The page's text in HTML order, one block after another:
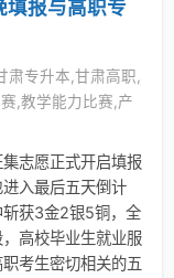
填报与高职专
专升本,甘肃高职,
,教学能力比赛,产
志愿正式开启填报
入最后五天倒计
斩获3金2银5铜，全
高校毕业生就业服
考生密切相关的五